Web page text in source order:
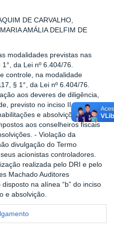
DE CARVALHO,
AMÁLIA DELFIM DE
modalidades previstas nas
da Lei nº 6.404/76.
controle, na modalidade
§ 1°, da Lei nº 6.404/76.
aos deveres de diligência,
previsto no inciso II do artigo
e absolvições. -
aos conselheiros fiscais
- Violação da
divulgação do Termo
acionistas controladores.
realizada pelo DRI e pelo
Machado Auditores
na alínea “b” do inciso
e absolvição.